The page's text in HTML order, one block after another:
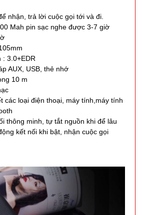
nhận, trả lời cuộc gọi tới và đi.
Mah pin sạc nghe được 3-7 giờ
: 3.0+EDR
AUX, USB, thẻ nhớ
10 m
các loại điện thoại, máy tính,máy tính
thông minh, tự tắt nguồn khi để lâu
kết nối khi bật, nhận cuộc gọi
Lót chuột
VAT )
16.000 đ